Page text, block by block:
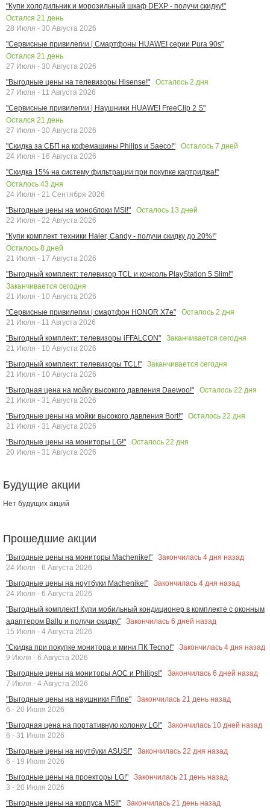
"Купи холодильник и морозильный шкаф DEXP - получи скидку!"
Остался 21 день
28 Июля - 30 Августа 2026
"Сервисные привилегии | Смартфоны HUAWEI серии Pura 90s"
Остался 21 день
27 Июля - 30 Августа 2026
"Выгодные цены на телевизоры Hisense!"
Осталось 2 дня
27 Июля - 11 Августа 2026
"Сервисные привилегии | Наушники HUAWEI FreeClip 2 S"
Остался 21 день
27 Июля - 30 Августа 2026
"Скидка за СБП на кофемашины Philips и Saeco!"
Осталось 7 дней
24 Июля - 16 Августа 2026
"Скидка 15% на систему фильтрации при покупке картриджа!"
Осталось 43 дня
24 Июля - 21 Сентября 2026
"Выгодные цены на моноблоки MSI!"
Осталось 13 дней
22 Июля - 22 Августа 2026
"Купи комплект техники Haier, Candy - получи скидку до 20%!"
Осталось 8 дней
21 Июля - 17 Августа 2026
"Выгодный комплект: телевизор TCL и консоль PlayStation 5 Slim!"
Заканчивается сегодня
21 Июля - 10 Августа 2026
"Сервисные привилегии | смартфон HONOR X7e"
Осталось 2 дня
21 Июля - 11 Августа 2026
"Выгодный комплект: телевизоры iFFALCON"
Заканчивается сегодня
21 Июля - 10 Августа 2026
"Выгодный комплект: телевизоры TCL!"
Заканчивается сегодня
21 Июля - 10 Августа 2026
"Выгодная цена на мойку высокого давления Daewoo!"
Осталось 22 дня
21 Июля - 31 Августа 2026
"Выгодные цены на мойки высокого давления Bort!"
Осталось 22 дня
21 Июля - 31 Августа 2026
"Выгодные цены на мониторы LG!"
Осталось 22 дня
20 Июля - 31 Августа 2026
Будущие акции
Нет будущих акций
Прошедшие акции
"Выгодные цены на мониторы Machenike!" Закончилась 4 дня назад
24 Июля - 6 Августа 2026
"Выгодные цены на ноутбуки Machenike!"
Закончилась 4 дня назад
24 Июля - 6 Августа 2026
"Выгодный комплект! Купи мобильный кондиционер в комплекте с оконным
адаптером Ballu и получи скидку"
Закончилась 6 дней назад
15 Июля - 4 Августа 2026
"Скидка при покупке монитора и мини ПК Tecno!"
Закончилась 4 дня назад
9 Июля - 6 Августа 2026
"Выгодные цены на мониторы AOC и Philips!"
Закончилась 6 дней назад
7 Июля - 4 Августа 2026
"Выгодные цены на наушники Fifine"
Закончилась 21 день назад
6 - 20 Июля 2026
"Выгодная цена на портативную колонку LG!"
Закончилась 10 дней назад
6 - 31 Июля 2026
"Выгодные цены на ноутбуки ASUS!"
Закончилась 22 дня назад
6 - 19 Июля 2026
"Выгодные цены на проекторы LG!"
Закончилась 21 день назад
3 - 20 Июля 2026
"Выгодные цены на корпуса MSI!"
Закончилась 21 день назад